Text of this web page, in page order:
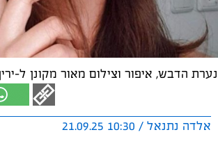
נערת הדבש, איפור וצילום מאור מקונן ל-
אלדה נתנאל / 10:30 21.09.25